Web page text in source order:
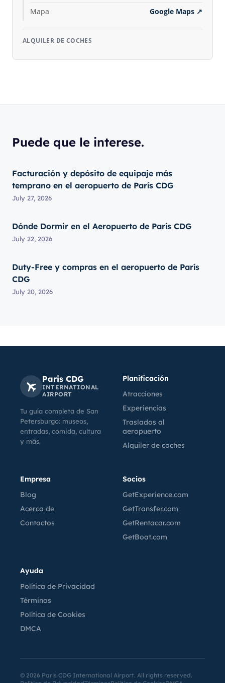
Mapa
Google Maps ↗
ALQUILER DE COCHES
Puede que le interese.
Facturación y depósito de equipaje más
temprano en el aeropuerto de París CDG
July 27, 2026
Dónde Dormir en el Aeropuerto de París CDG
July 22, 2026
Duty-Free y compras en el aeropuerto de París
CDG
July 20, 2026
Paris CDG
INTERNATIONAL
AIRPORT
Tu guía completa de San
Petersburgo: museos,
entradas, comida, cultura
y más.
Planificación
Atracciones
Experiencias
Traslados al
aeropuerto
Alquiler de coches
Empresa
Blog
Acerca de
Contactos
Socios
GetExperience.com
GetTransfer.com
GetRentacar.com
GetBoat.com
Ayuda
Política de Privacidad
Términos
Política de Cookies
DMCA
© 2026 Paris CDG International Airport. All rights reserved.